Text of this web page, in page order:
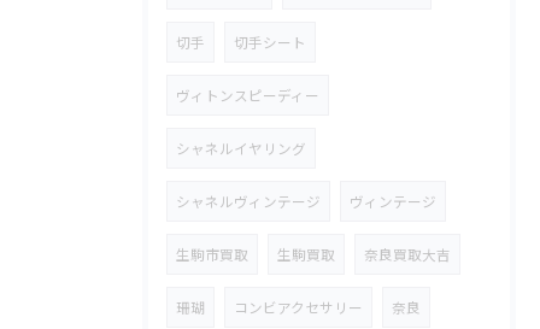
切手 切手シート
ヴィトンスピーディー
シャネルイヤリング
シャネルヴィンテージ ヴィンテージ
生駒市買取 生駒買取 奈良買取大吉
珊瑚 コンビアクセサリー 奈良